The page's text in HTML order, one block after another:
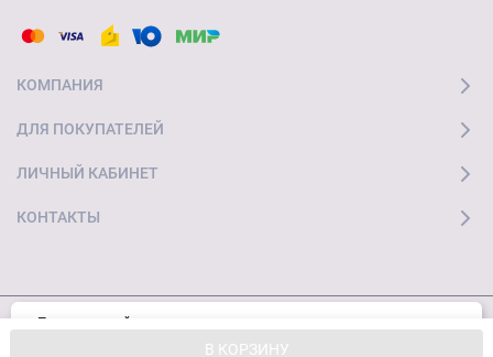
В КОРЗИНУ
КОМПАНИЯ
ДЛЯ ПОКУПАТЕЛЕЙ
ЛИЧНЫЙ КАБИНЕТ
КОНТАКТЫ
Пользуясь сайтом, вы соглашаетесь с